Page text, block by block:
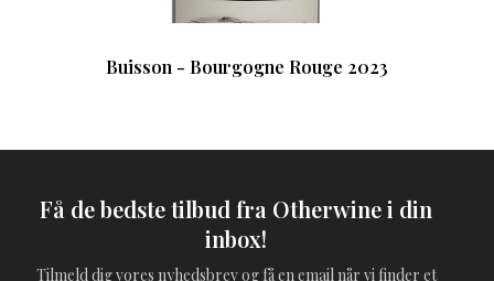
Buisson - Bourgogne Rouge 2023
Få de bedste tilbud fra Otherwine i din
inbox!
Tilmeld dig vores nyhedsbrev og få en email når vi finder et